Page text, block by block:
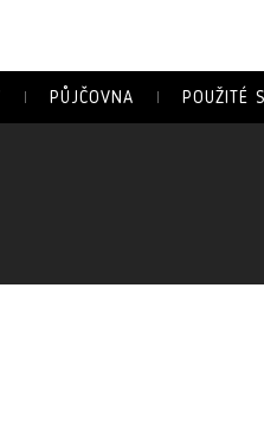
PŮJČOVNA POUŽITÉ